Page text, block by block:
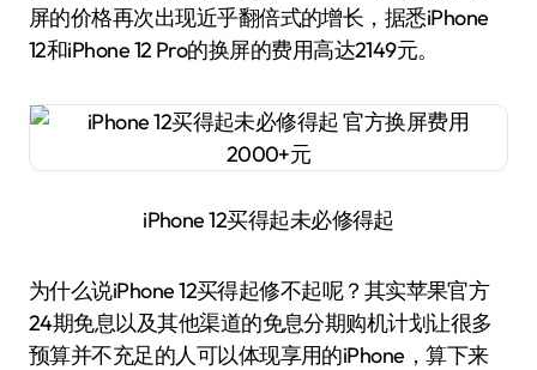
屏的价格再次出现近乎翻倍式的增长，据悉iPhone
12和iPhone 12 Pro的换屏的费用高达2149元。
iPhone 12买得起未必修得起
为什么说iPhone 12买得起修不起呢？其实苹果官方
24期免息以及其他渠道的免息分期购机计划让很多
预算并不充足的人可以体现享用的iPhone，算下来